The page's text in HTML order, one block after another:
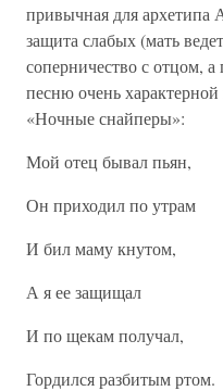
привычная для архетипа
защита слабых (мать
соперничество с отцом,
песню очень
«Ночные снайперы»:
Мой отец бывал пьян,
Он приходил по утрам
И бил маму кнутом,
А я ее защищал
И по щекам получал,
Гордился разбитым ртом.